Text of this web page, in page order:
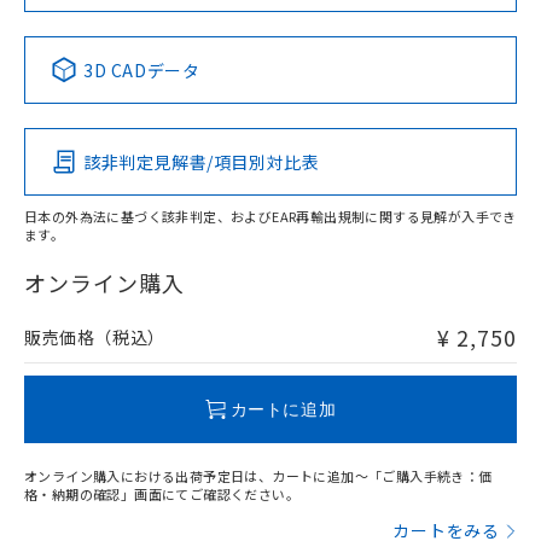
Pb Hg Cd Cr(VI)
O
在庫等で未対応品が混在する可能性があります。
問い合わせください。
No No No No
この製品の規格認証/適合状況ページへ
その他の認証はこちらのページからご検索ください
3D CADデータ
該非判定見解書/項目別対比表
日本の外為法に基づく該非判定、およびEAR再輸出規制に関する見解が入手でき
ます。
オンライン購入
販売価格（税込） ¥ 2,750
カートに追加
オンライン購入における出荷予定日は、カートに追加～「ご購入手続き：価
格・納期の確認」画面にてご確認ください。
カートをみる